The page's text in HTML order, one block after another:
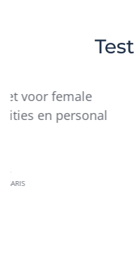
“Jouw bijdrage
enorm. Fijn dat